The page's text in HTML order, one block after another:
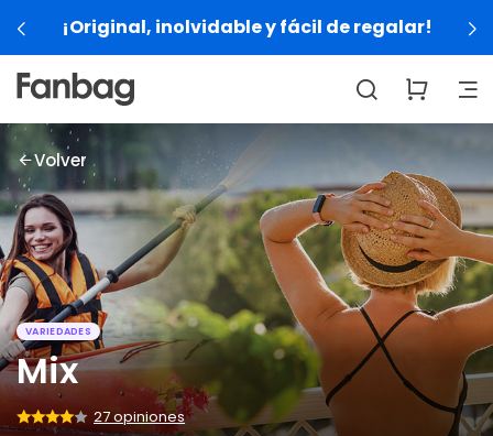
¡Original, inolvidable y fácil de regalar!
Volver
VARIEDADES
Mix
27 opiniones